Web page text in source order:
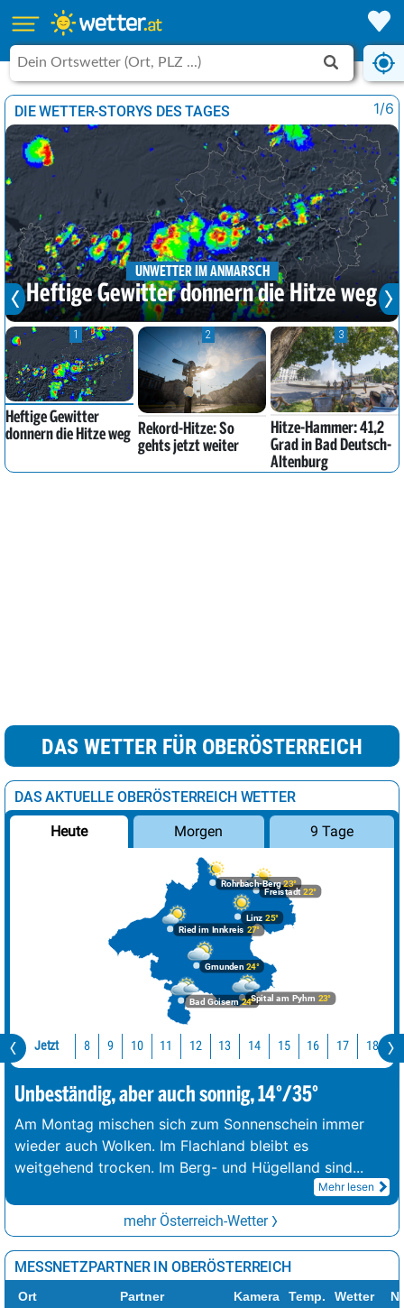
DIE WETTER-STORYS DES TAGES
UNWETTER IM ANMARSCH
Heftige Gewitter donnern die Hitze weg
1
Heftige Gewitter
donnern die Hitze weg
2
Rekord-Hitze: So
gehts jetzt weiter
3
Hitze-Hammer: 41,2
Grad in Bad Deutsch-
Altenburg
1/6
DAS WETTER FÜR OBERÖSTERREICH
DAS AKTUELLE OBERÖSTERREICH WETTER
Heute Morgen 9 Tage
Linz 25°
Freistadt 22°
Rohrbach-Berg23°
Spital am Pyhrn 23°
Bad Goisern24°
Gmunden 24°
Ried im Innkreis 27°
Jetzt 8 9 10 11 12 13 14 15 16 17 18
Unbeständig, aber auch sonnig, 14°/35°
Am Montag mischen sich zum Sonnenschein immer
wieder auch Wolken. Im Flachland bleibt es
weitgehend trocken. Im Berg- und Hügelland sind...
Mehr lesen
mehr Österreich-Wetter
MESSNETZPARTNER IN OBERÖSTERREICH
Ort Partner Kamera Temp. Wetter